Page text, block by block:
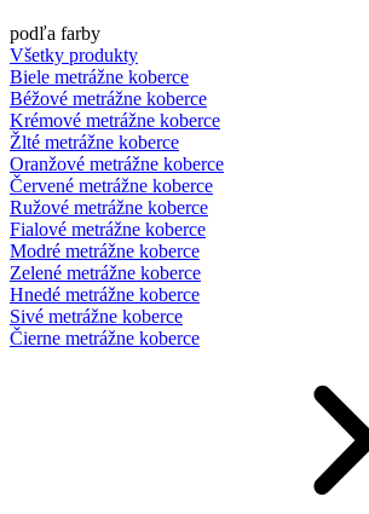
podľa farby
Všetky produkty
Biele metrážne koberce
Béžové metrážne koberce
Krémové metrážne koberce
Žlté metrážne koberce
Oranžové metrážne koberce
Červené metrážne koberce
Ružové metrážne koberce
Fialové metrážne koberce
Modré metrážne koberce
Zelené metrážne koberce
Hnedé metrážne koberce
Sivé metrážne koberce
Čierne metrážne koberce